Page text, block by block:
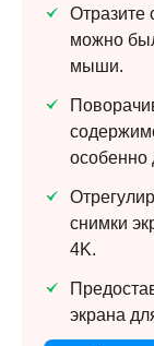
Шаг 3.
Отразите
можно
мыши.
особенно
снимки
4K.
экрана